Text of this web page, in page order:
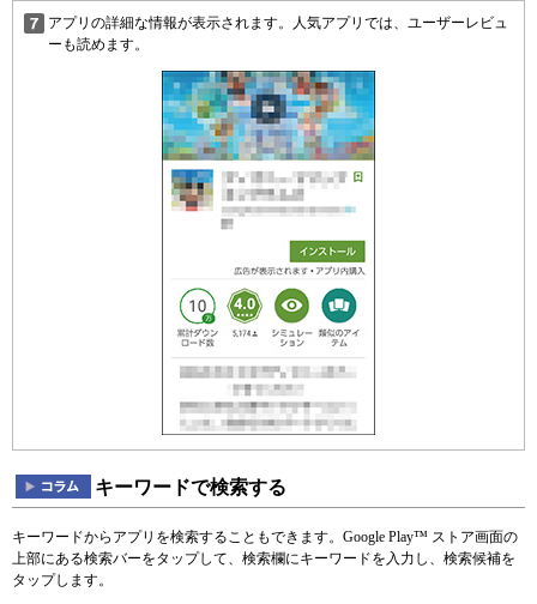
アプリの詳細な情報が表示されます。人気アプリでは、ユーザーレビュ
ーも読めます。
キーワードで検索する
キーワードからアプリを検索することもできます。Google Play™ ストア画面の
上部にある検索バーをタップして、検索欄にキーワードを入力し、検索候補を
タップします。